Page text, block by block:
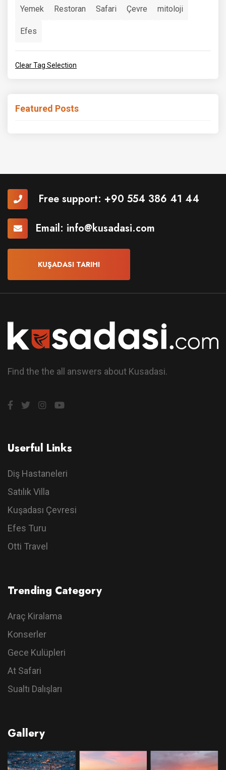
Yemek Restoran Safari Çevre mitoloji
Efes
Clear Tag Selection
Featured Posts
Free support: +90 554 386 41 44
Email: info@kusadasi.com
KUŞADASI TARIHI
Find the the all answers about Kusadasi.
Userful Links
Diş Hastaneleri
Satılık Villa
Kuşadası Çevresi
Efes Turu
Otti Travel
Trending Category
Araç Kiralama
Konserler
Gece Kulüpleri
At Safari
Sualtı Dalışları
Gallery